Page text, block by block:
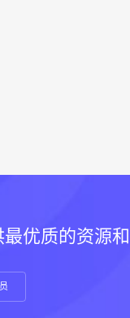
最优质的资源